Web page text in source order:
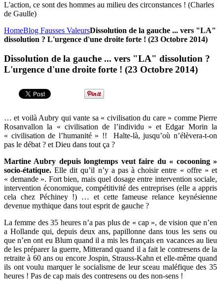
L'action, ce sont des hommes au milieu des circonstances ! (Charles
de Gaulle)
HomeBlog Fausses ValeursDissolution de la gauche ... vers "LA"
dissolution ? L'urgence d'une droite forte ! (23 Octobre 2014)
Dissolution de la gauche ... vers "LA" dissolution ?
L'urgence d'une droite forte ! (23 Octobre 2014)
… et voilà Aubry qui vante sa « civilisation du care » comme Pierre
Rosanvallon la « civilisation de l’individu » et Edgar Morin la
« civilisation de l’humanité » !! Halte-là, jusqu’où n’élèvera-t-on
pas le débat ? et Dieu dans tout ça ?
Martine Aubry depuis longtemps veut faire du « cocooning »
socio-étatique. Elle dit qu’il n’y a pas à choisir entre « offre » et
« demande ». Fort bien, mais quel dosage entre intervention sociale,
intervention économique, compétitivité des entreprises (elle a appris
cela chez Péchiney !) … et cette fameuse relance keynésienne
devenue mythique dans tout esprit de gauche ?
La femme des 35 heures n’a pas plus de « cap », de vision que n’en
a Hollande qui, depuis deux ans, papillonne dans tous les sens ou
que n’en ont eu Blum quand il a mis les français en vacances au lieu
de les préparer la guerre, Mitterand quand il a fait le contresens de la
retraite à 60 ans ou encore Jospin, Strauss-Kahn et elle-même quand
ils ont voulu marquer le socialisme de leur sceau maléfique des 35
heures ! Pas de cap mais des contresens ou des non-sens !